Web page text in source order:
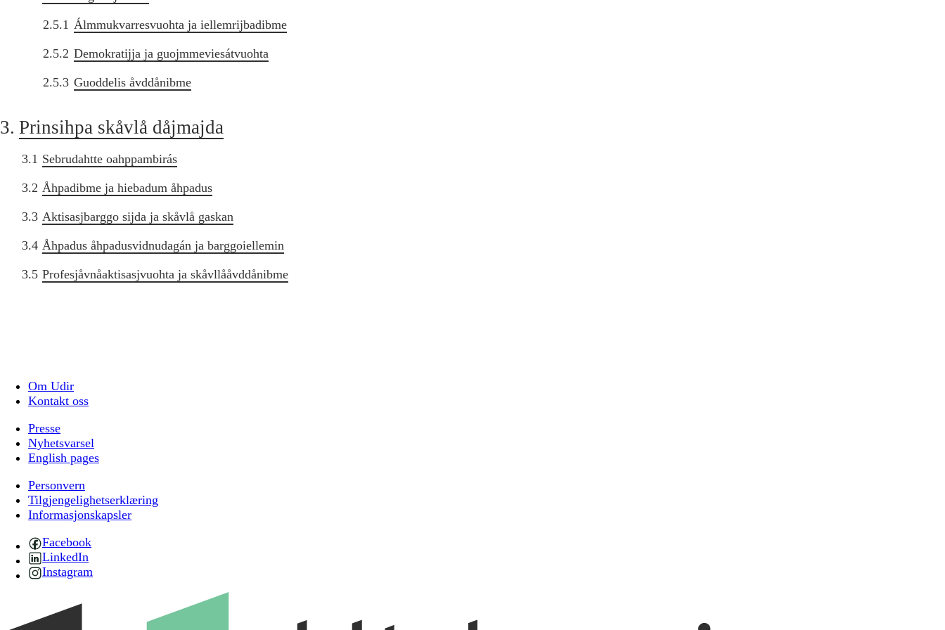
2.5.1 Álmmukvarresvuohta ja iellemrijbadibme
2.5.2 Demokratijja ja guojmmeviesátvuohta
2.5.3 Guoddelis åvddånibme
3. Prinsihpa skåvlå dåjmajda
3.1 Sebrudahtte oahppambirás
3.2 Åhpadibme ja hiebadum åhpadus
3.3 Aktisasjbarggo sijda ja skåvlå gaskan
3.4 Åhpadus åhpadusvidnudagán ja barggoiellemin
3.5 Profesjåvnåaktisasjvuohta ja skåvllååvddånibme
Om Udir
Kontakt oss
Presse
Nyhetsvarsel
English pages
Personvern
Tilgjengelighetserklæring
Informasjonskapsler
Facebook
LinkedIn
Instagram